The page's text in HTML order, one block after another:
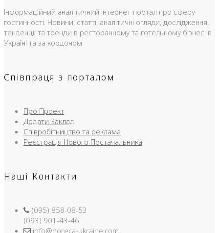
Інформаційний аналітичний інтернет-портал про сферу
гостинності. Новини, статті, аналітичні огляди, дослідження,
тенденції та тренди в ресторанному та готельному бізнесі в
Україні та за кордоном
Співпраця з порталом
Про Проект
Додати Заклад
Співробітництво та реклама
Реєстрація Нового Постачальника
Наші Контакти
(095) 858-08-53
(093) 901-43-46
info@horeca-ukraine.com